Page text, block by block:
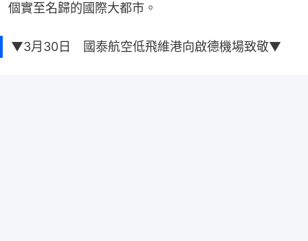
個實至名歸的國際大都市。
▼3月30日 國泰航空低飛維港向啟德機場致敬▼